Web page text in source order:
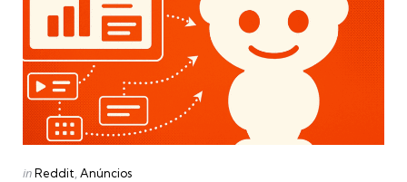
Categories
Posted
inReddit Anúncios